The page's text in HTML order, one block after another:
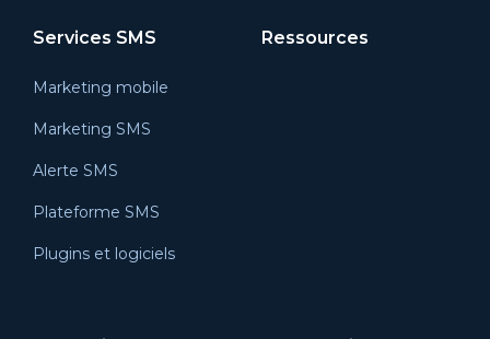
Services SMS
Marketing mobile
Marketing SMS
Alerte SMS
Plateforme SMS
Plugins et logiciels
Ressources